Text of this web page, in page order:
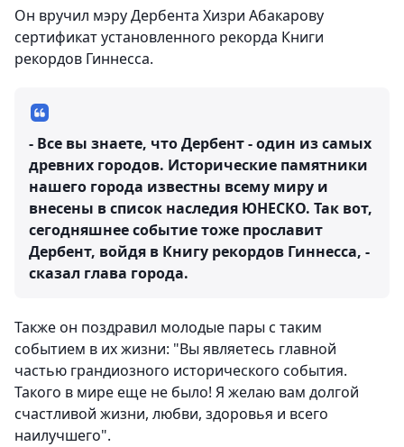
Он вручил мэру Дербента Хизри Абакарову
сертификат установленного рекорда Книги
рекордов Гиннесса.
- Все вы знаете, что Дербент - один из самых
древних городов. Исторические памятники
нашего города известны всему миру и
внесены в список наследия ЮНЕСКО. Так вот,
сегодняшнее событие тоже прославит
Дербент, войдя в Книгу рекордов Гиннесса, -
сказал глава города.
Также он поздравил молодые пары с таким
событием в их жизни: "Вы являетесь главной
частью грандиозного исторического события.
Такого в мире еще не было! Я желаю вам долгой
счастливой жизни, любви, здоровья и всего
наилучшего".